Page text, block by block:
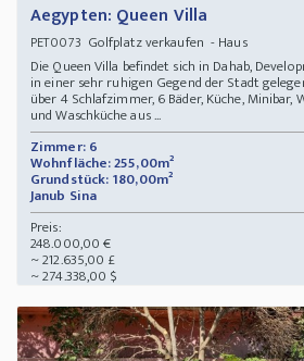
Aegypten: Queen Villa
PET0073 Golfplatz verkaufen - Haus
Die Queen Villa befindet sich in Dahab,
in einer sehr ruhigen Gegend der Stadt
über 4 Schlafzimmer, 6 Bäder, Küche, Minibar,
und Waschküche aus ...
Zimmer: 6
Wohnfläche: 255,00m²
Grundstück: 180,00m²
Janub Sina
Preis:
248.000,00 €
~ 212.635,00 £
~ 274.338,00 $